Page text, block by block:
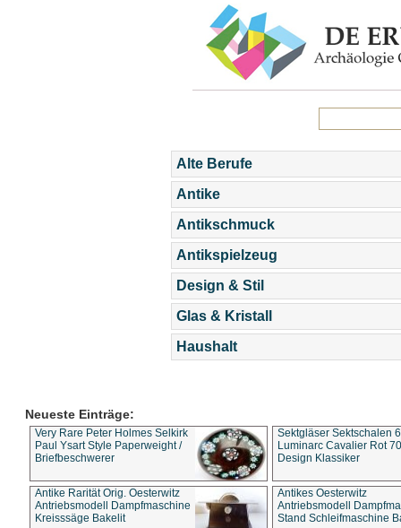
Alte Berufe
Antike
Antikschmuck
Antikspielzeug
Design & Stil
Glas & Kristall
Haushalt
Neueste Einträge:
Very Rare Peter Holmes Selkirk
Paul Ysart Style Paperweight /
Briefbeschwerer
Sektgläser Sektschalen
Luminarc Cavalier Rot
Design Klassiker
Antike Rarität Orig. Oesterwitz
Antriebsmodell Dampfmaschine
Kreisssäge Bakelit
Antikes Oesterwitz
Antriebsmodell
Stand Schleifmaschine